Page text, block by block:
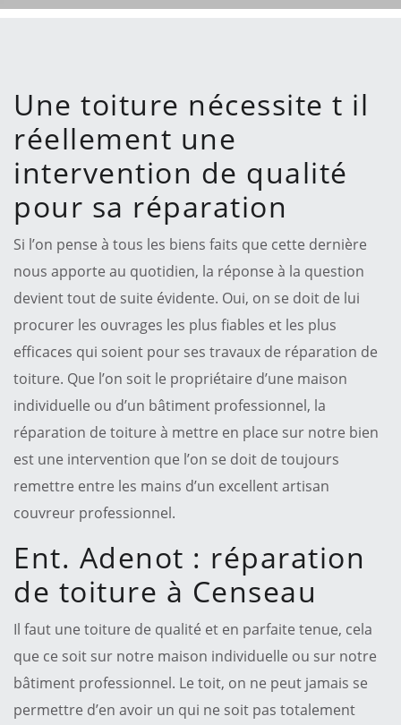
Une toiture nécessite t il
réellement une
intervention de qualité
pour sa réparation
Si l’on pense à tous les biens faits que cette dernière
nous apporte au quotidien, la réponse à la question
devient tout de suite évidente. Oui, on se doit de lui
procurer les ouvrages les plus fiables et les plus
efficaces qui soient pour ses travaux de réparation de
toiture. Que l’on soit le propriétaire d’une maison
individuelle ou d’un bâtiment professionnel, la
réparation de toiture à mettre en place sur notre bien
est une intervention que l’on se doit de toujours
remettre entre les mains d’un excellent artisan
couvreur professionnel.
Ent. Adenot : réparation
de toiture à Censeau
Il faut une toiture de qualité et en parfaite tenue, cela
que ce soit sur notre maison individuelle ou sur notre
bâtiment professionnel. Le toit, on ne peut jamais se
permettre d’en avoir un qui ne soit pas totalement